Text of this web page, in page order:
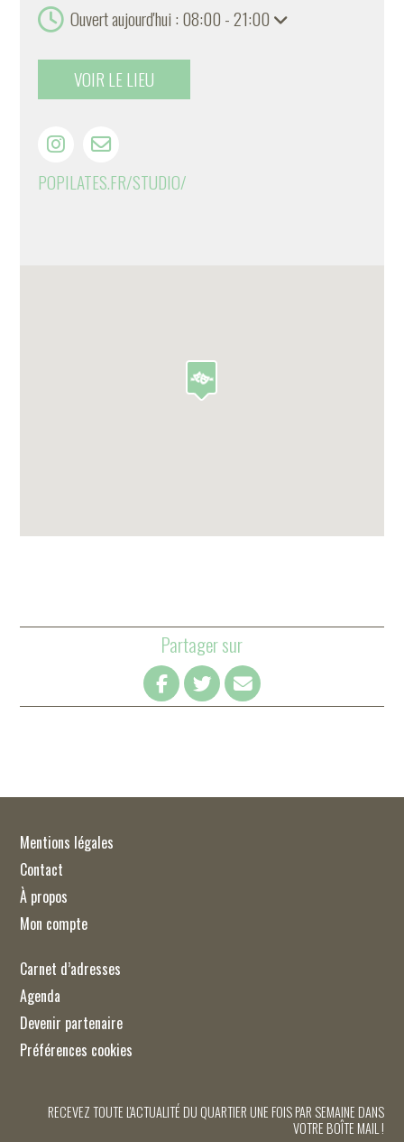
Ouvert aujourd'hui : 08:00 - 21:00
VOIR LE LIEU
POPILATES.FR/STUDIO/
Partager sur
Mentions légales
Contact
À propos
Mon compte
Carnet d’adresses
Agenda
Devenir partenaire
Préférences cookies
RECEVEZ TOUTE L'ACTUALITÉ DU QUARTIER UNE FOIS PAR SEMAINE DANS
VOTRE BOÎTE MAIL !